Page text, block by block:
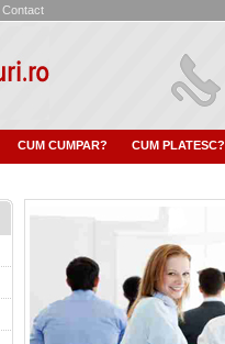
Contact
CUM CUMPAR? CUM PLATESC?